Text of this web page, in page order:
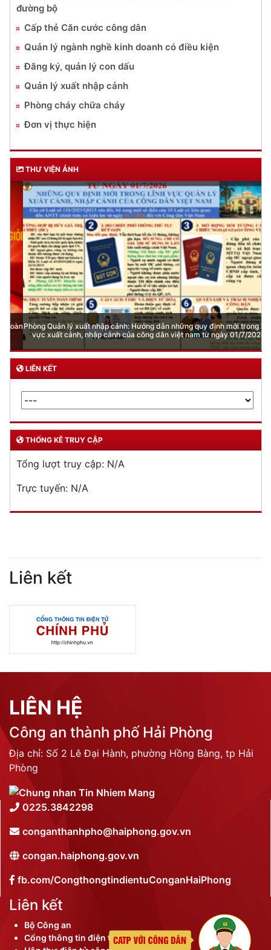
đường bộ
Cấp thẻ Căn cước công dân
Quản lý ngành nghề kinh doanh có điều kiện
Đăng ký, quản lý con dấu
Quản lý xuất nhập cảnh
Phòng cháy chữa cháy
Đơn vị thực hiện
THƯ VIỆN ẢNH
Phòng Quản lý xuất nhập cảnh: Hướng dẫn những quy định mới trong lĩnh
vực xuất cảnh, nhập cảnh của công dân việt nam từ ngày 01/7/2026
LIÊN KẾT
THỐNG KÊ TRUY CẬP
Tổng lượt truy cập: N/A
Trực tuyến: N/A
Liên kết
LIÊN HỆ
Công an thành phố Hải Phòng
Địa chỉ: Số 2 Lê Đại Hành, phường Hồng Bàng, tp Hải
Phòng
0225.3842298
conganthanhpho@haiphong.gov.vn
congan.haiphong.gov.vn
fb.com/CongthongtindientuConganHaiPhong
Liên kết
Bộ Công an
Cổng thông tin điện tử thành phố